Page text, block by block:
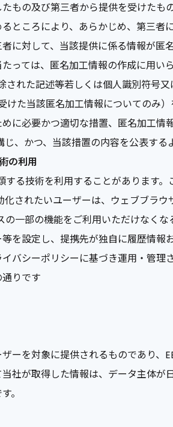
もの及び第三者から提供を受けた
ところにより、あらかじめ、第三
に対して、当該提供に係る情報が匿
っては、匿名加工情報の作成に用
れた記述等若しくは個人識別符号
た当該匿名加工情報についてのみ）
に必要かつ適切な措置、匿名加工
、かつ、当該措置の内容を公表する
の利用
る技術を利用することがあります
されたいユーザーは、ウェブブラ
一部の機能をご利用いただけなくな
を設定し、提携先が独自に履歴情
バシーポリシーに基づき運用・管
りです
ーを対象に提供されるものであり
社が取得した情報は、データ主体
。